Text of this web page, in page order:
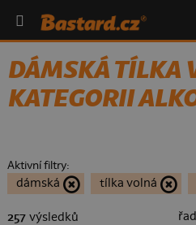
DÁMSKÁ TÍLKA
KATEGORII
Aktivní filtry:
dámská tílka volná
257 výsledků